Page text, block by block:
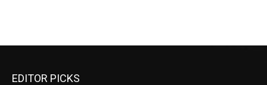
EDITOR PICKS